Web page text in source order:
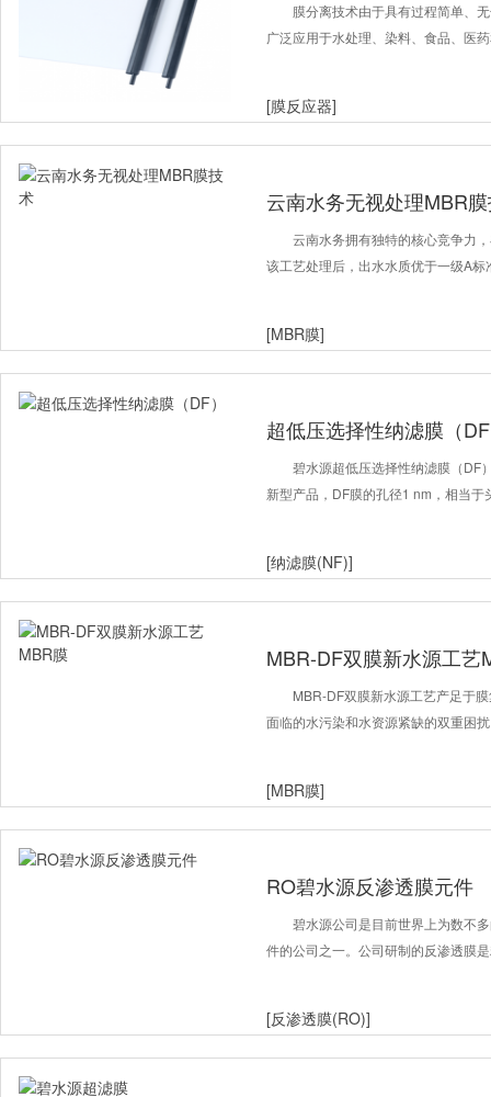
膜分离技术由于具有过程简单、
广泛应用于水处理、染料、食品、医
[膜反应器]
云南水务无视处理MBR
云南水务拥有独特的核心竞争力
该工艺处理后，出水水质优于一级A
[MBR膜]
超低压选择性纳滤膜（
碧水源超低压选择性纳滤膜（DF
新型产品，DF膜的孔径1 nm，相当
[纳滤膜(NF)]
MBR-DF双膜新水源工艺
MBR-DF双膜新水源工艺产足于
面临的水污染和水资源紧缺的双重困
[MBR膜]
RO碧水源反渗透膜元件
碧水源公司是目前世界上为数不
件的公司之一。公司研制的反渗透膜
[反渗透膜(RO)]